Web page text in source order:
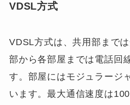
VDSL方式
VDSL方式は、共用部まで
部から各部屋までは電話回
す。部屋にはモジュラージ
います。最大通信速度は